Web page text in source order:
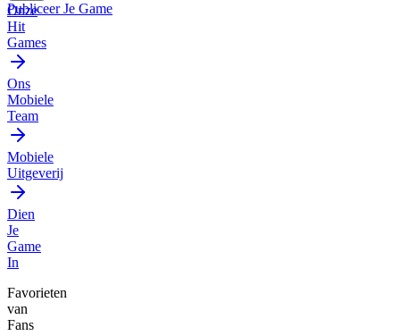
Publiceer Je Game
Onze
Hit
Games
Ons
Mobiele
Team
Mobiele
Uitgeverij
Dien
Je
Game
In
Favorieten
van
Fans